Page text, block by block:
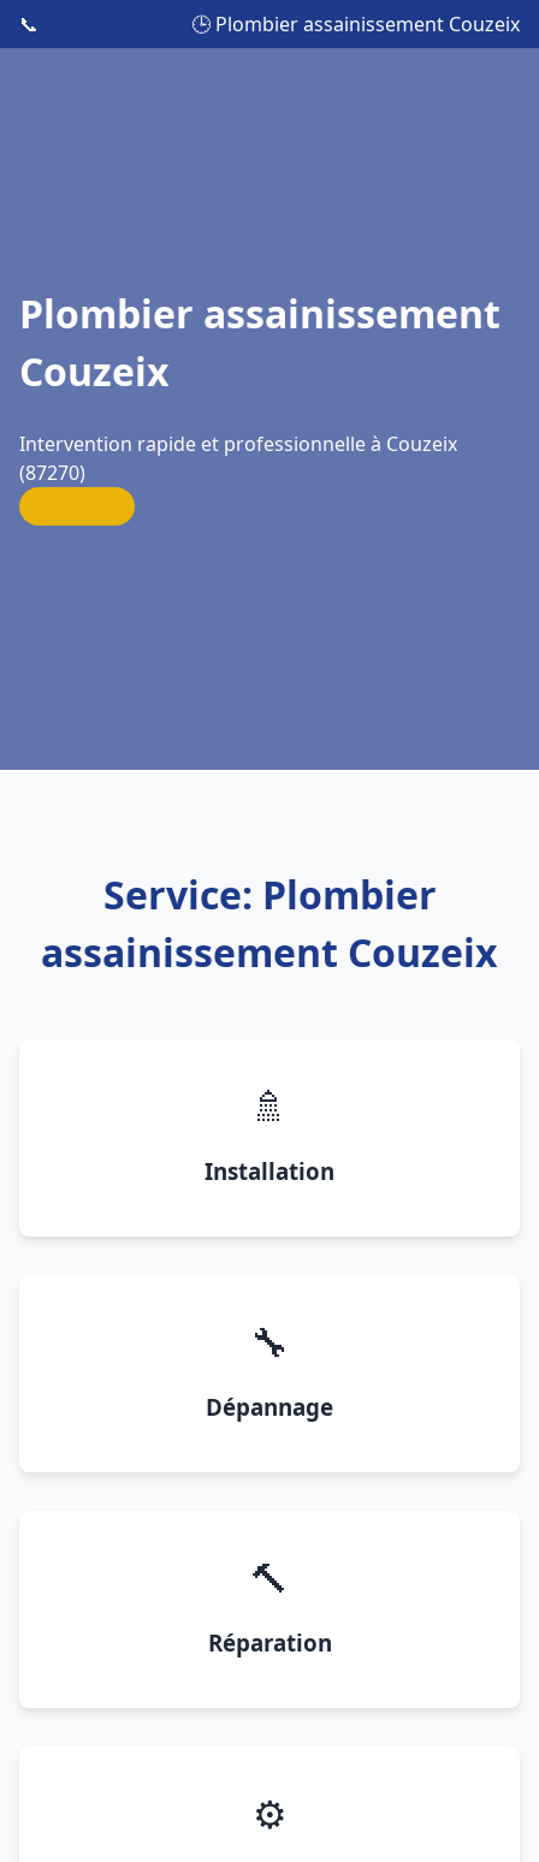
📞 🕒 Plombier assainissement Couzeix
Plombier assainissement
Couzeix
Intervention rapide et professionnelle à Couzeix
(87270)
Service: Plombier
assainissement Couzeix
🚿
Installation
🔧
Dépannage
🔨
Réparation
⚙️